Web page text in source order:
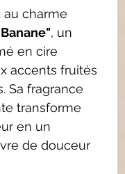
charme
, un
en cire
accents fruités
Sa fragrance
transforme
en un
de douceur